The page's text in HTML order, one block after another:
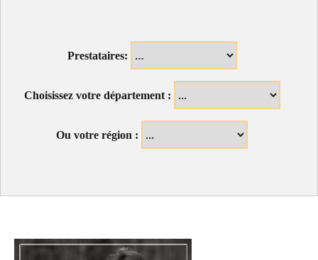
Prestataires:
Choisissez votre département :
Ou votre région :